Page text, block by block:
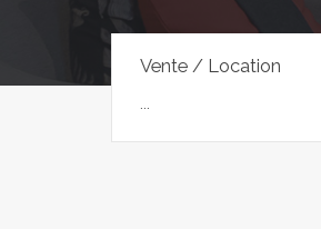
Vente / Location